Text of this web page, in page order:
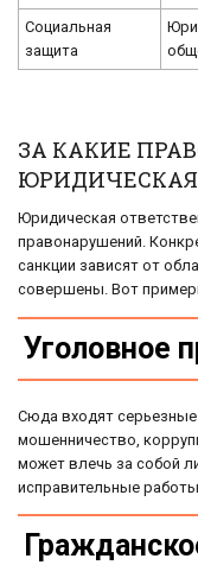
Социальная
защита
ЗА КАКИЕ
ЮРИДИЧЕСКАЯ
Юридическая
правонарушений.
санкции зависят от
совершены. Вот
Уголовное
Сюда входят серьезные
мошенничество,
может влечь за собой
исправительные